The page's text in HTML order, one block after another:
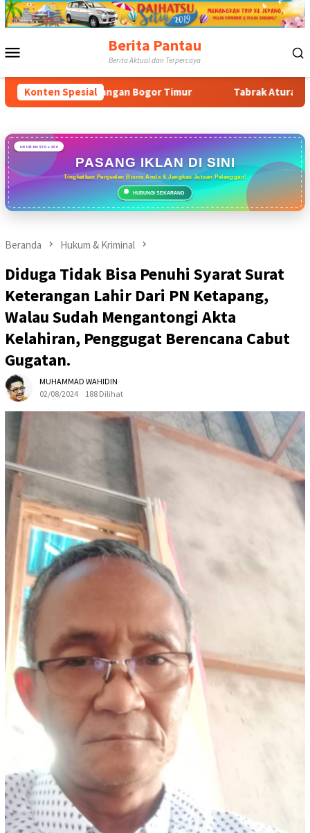
Loncat
ke
Berita Pantau
Berita Aktual dan Terpercaya
Konten Spesial
Bogor Timur Tabrak Aturan & Tantang Satpol
UKURAN 970 x 250
PASANG IKLAN DI SINI
Tingkatkan Penjualan Bisnis Anda & Jangkau Jutaan Pelanggan!
HUBUNGI SEKARANG
Beranda Hukum & Kriminal
Diduga Tidak Bisa Penuhi Syarat Surat
Keterangan Lahir Dari PN Ketapang,
Walau Sudah Mengantongi Akta
Kelahiran, Penggugat Berencana Cabut
Gugatan.
MUHAMMAD WAHIDIN
02/08/2024
188 Dilihat